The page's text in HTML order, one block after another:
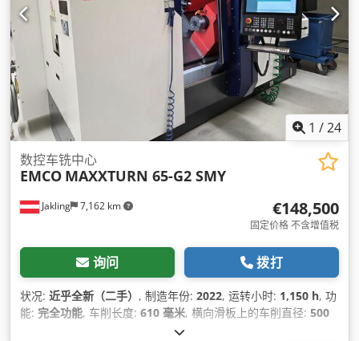
1 /24
Jakling 7,162 km
数控车铣中心
EMCO MAXXTURN 65-G2 SMY
€148,500
固定价格 不含增值税
询问 拨打
状况: 近乎全新（二手） , 制造年份: 2022, 运转小时: 1,150 h, 功
能: 完全功能, 车削长度: 610 毫米, 横向滑板上的车削直径: 500
, 主轴速度（最大）: